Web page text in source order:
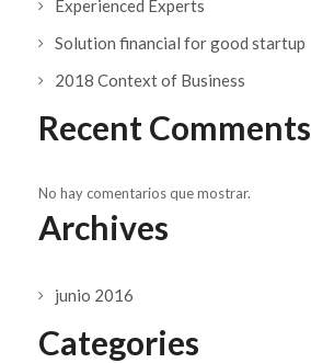
Experienced Experts
Solution financial for good startup
2018 Context of Business
Recent Comments
No hay comentarios que mostrar.
Archives
junio 2016
Categories